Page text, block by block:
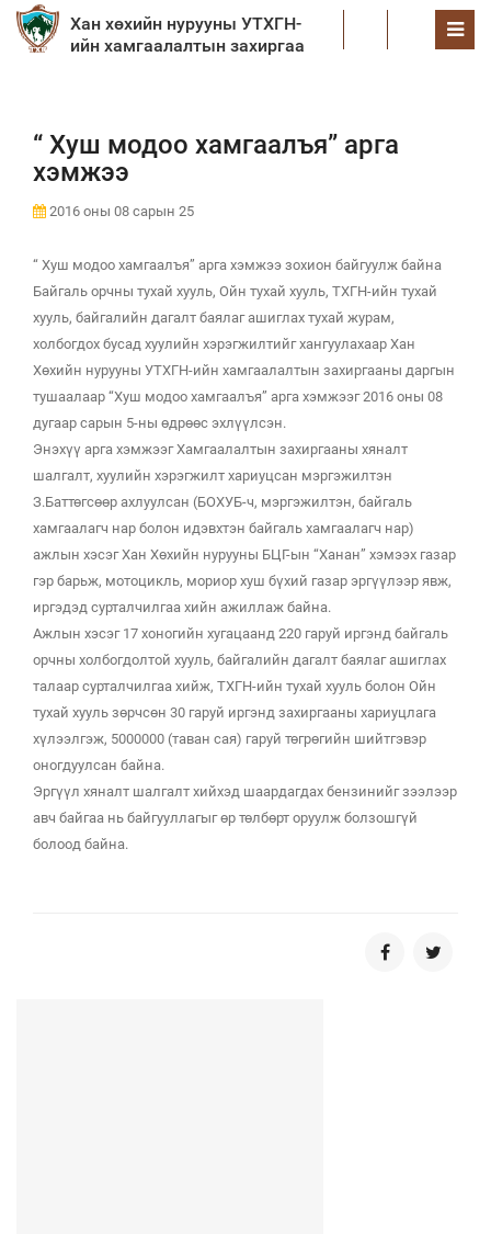
Хан хөхийн нурууны УТХГН-
ийн хамгаалалтын захиргаа
“ Хуш модоо хамгаалъя” арга
хэмжээ
2016 оны 08 сарын 25
“ Хуш модоо хамгаалъя” арга хэмжээ зохион байгуулж байна
Байгаль орчны тухай хууль, Ойн тухай хууль, ТХГН-ийн тухай
хууль, байгалийн дагалт баялаг ашиглах тухай журам,
холбогдох бусад хуулийн хэрэгжилтийг хангуулахаар Хан
Хөхийн нурууны УТХГН-ийн хамгаалалтын захиргааны даргын
тушаалаар “Хуш модоо хамгаалъя” арга хэмжээг 2016 оны 08
дугаар сарын 5-ны өдрөөс эхлүүлсэн.
Энэхүү арга хэмжээг Хамгаалалтын захиргааны хяналт
шалгалт, хуулийн хэрэгжилт хариуцсан мэргэжилтэн
З.Баттөгсөөр ахлуулсан (БОХУБ-ч, мэргэжилтэн, байгаль
хамгаалагч нар болон идэвхтэн байгаль хамгаалагч нар)
ажлын хэсэг Хан Хөхийн нурууны БЦГ-ын “Ханан” хэмээх газар
гэр барьж, мотоцикль, мориор хуш бүхий газар эргүүлээр явж,
иргэдэд сурталчилгаа хийн ажиллаж байна.
Ажлын хэсэг 17 хоногийн хугацаанд 220 гаруй иргэнд байгаль
орчны холбогдолтой хууль, байгалийн дагалт баялаг ашиглах
талаар сурталчилгаа хийж, ТХГН-ийн тухай хууль болон Ойн
тухай хууль зөрчсөн 30 гаруй иргэнд захиргааны хариуцлага
хүлээлгэж, 5000000 (таван сая) гаруй төгрөгийн шийтгэвэр
оногдуулсан байна.
Эргүүл хяналт шалгалт хийхэд шаардагдах бензинийг зээлээр
авч байгаа нь байгууллагыг өр төлбөрт оруулж болзошгүй
болоод байна.